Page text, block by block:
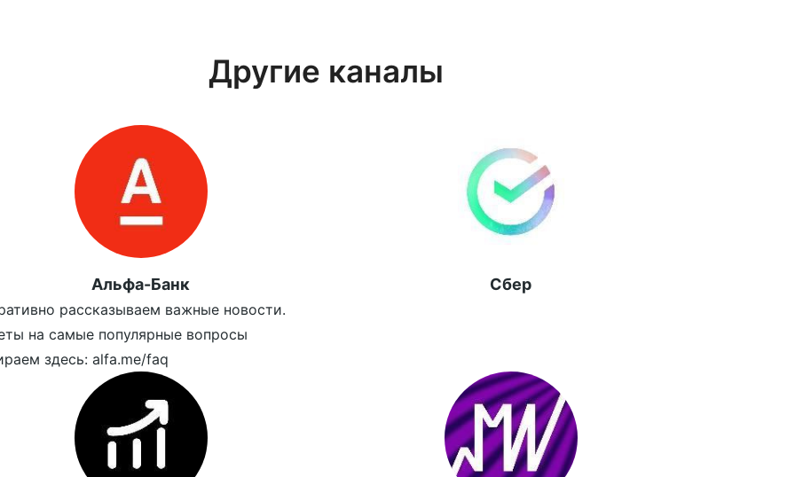
Другие каналы
Альфа-Банк
рассказываем важные новости.
на самые популярные вопросы
здесь: alfa.me/faq
Сбер